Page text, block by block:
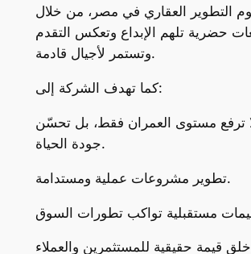
التطوير العقاري في مصر، من خلال
حضرية تلهم الإبداع وتعكس التقدم
وتستمر لأجيال قادمة.
كما تهدف الشركة إلى:
ترفع مستوى العمران فقط، بل تحسّن
جودة الحياة.
تطوير مشروعات عملية ومستدامة.